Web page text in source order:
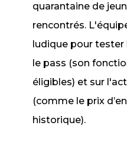
quarantaine de
rencontrés.
ludique pour tester
le pass (son
éligibles) et sur
(comme le prix
historique).